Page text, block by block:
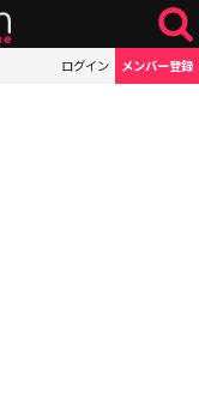
ログイン メンバー登録